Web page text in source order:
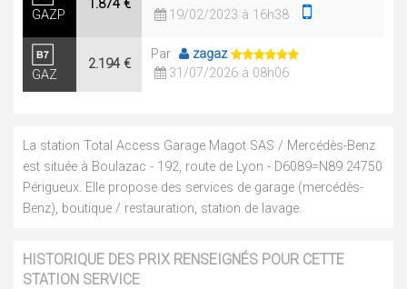
GAZP
1.874 €
19/02/2023 à 16h38
GAZ
2.194 €
Par
zagaz
31/07/2026 à 08h06
La station Total Access Garage Magot SAS / Mercédès-Benz
est située à Boulazac - 192, route de Lyon - D6089=N89 24750
Périgueux. Elle propose des services de garage (mercédès-
Benz), boutique / restauration, station de lavage.
HISTORIQUE DES PRIX RENSEIGNÉS POUR CETTE
STATION SERVICE